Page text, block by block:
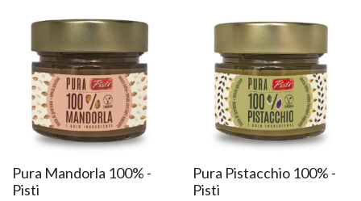
Pura Mandorla 100% -
Pisti
Pura Pistacchio 100% -
Pisti